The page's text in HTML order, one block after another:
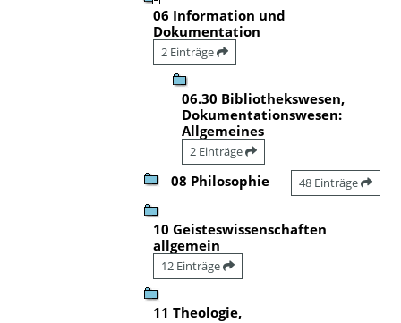
06 Information und
Dokumentation
2 Einträge
06.30 Bibliothekswesen,
Dokumentationswesen:
Allgemeines
2 Einträge
08 Philosophie 48 Einträge
10 Geisteswissenschaften
allgemein
12 Einträge
11 Theologie,